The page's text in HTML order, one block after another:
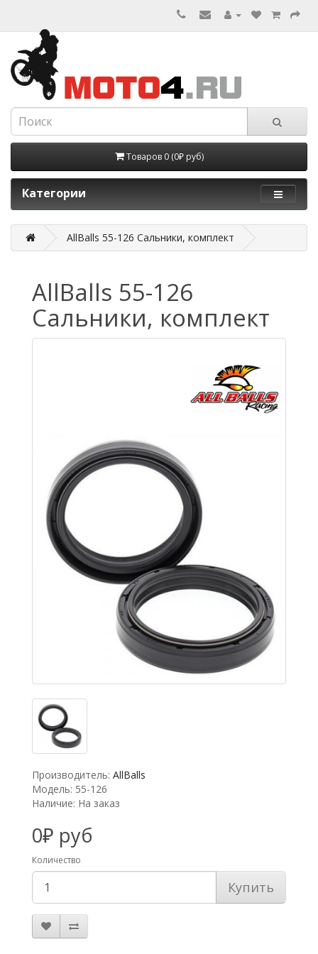
Товаров 0 (0₽ руб)
Категории
AllBalls 55-126 Сальники, комплект
AllBalls 55-126
Сальники, комплект
Производитель: AllBalls
Модель: 55-126
Наличие: На заказ
0₽ руб
Количество
Купить